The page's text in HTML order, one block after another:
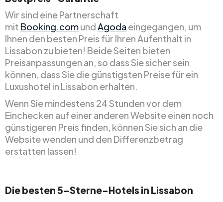
Wir sind eine Partnerschaft
mit Booking.comundAgoda eingegangen, um
Ihnen den besten Preis für Ihren Aufenthalt in
Lissabon zu bieten! Beide Seiten bieten
Preisanpassungen an, so dass Sie sicher sein
können, dass Sie die günstigsten Preise für ein
Luxushotel in Lissabon erhalten.
Wenn Sie mindestens 24 Stunden vor dem
Einchecken auf einer anderen Website einen noch
günstigeren Preis finden, können Sie sich an die
Website wenden und den Differenzbetrag
erstatten lassen!
Die besten 5-Sterne-Hotels in Lissabon